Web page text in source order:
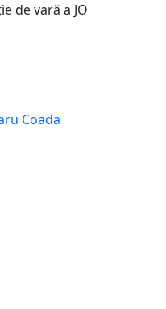
de vară a JO
Coada